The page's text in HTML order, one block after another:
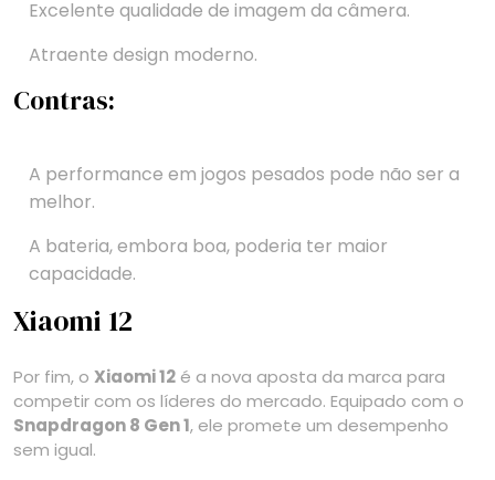
Excelente qualidade de imagem da câmera.
Atraente design moderno.
Contras:
A performance em jogos pesados pode não ser a
melhor.
A bateria, embora boa, poderia ter maior
capacidade.
Xiaomi 12
Por fim, o Xiaomi 12 é a nova aposta da marca para
competir com os líderes do mercado. Equipado com o
Snapdragon 8 Gen 1, ele promete um desempenho
sem igual.